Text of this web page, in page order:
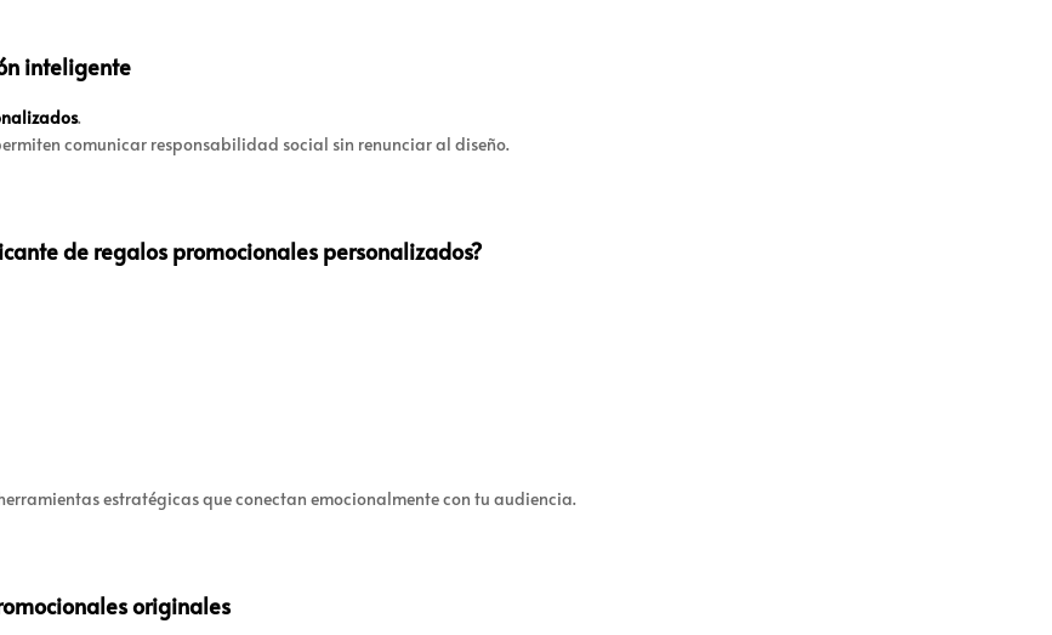
inteligente
.
comunicar responsabilidad social sin renunciar al diseño.
de regalos promocionales personalizados?
estratégicas que conectan emocionalmente con tu audiencia.
originales